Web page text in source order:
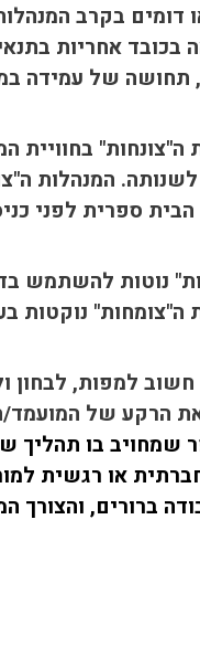
בקרב
אחריות
תחושה של עמידה
ה"צונחות"
המנהלות
ספרית לפני
נוטות להשתמש
ה"צומחות" נוקטות
למפות, לבחון
הרקע של המועמד/ת
שמחויב בו תהליך
או רגשית
ברורים, והצורך